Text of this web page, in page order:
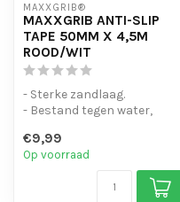
MAXXGRIB®
MAXXGRIB ANTI-SLIP
TAPE 50MM X 4,5M
ROOD/WIT
- Sterke zandlaag.
- Bestand tegen water,
- Is eenvo...
€9,99
Op voorraad